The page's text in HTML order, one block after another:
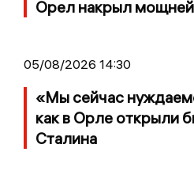
Орел накрыл
05/08/2026 14:30
«Мы сейчас
как в Орле открыли
Сталина